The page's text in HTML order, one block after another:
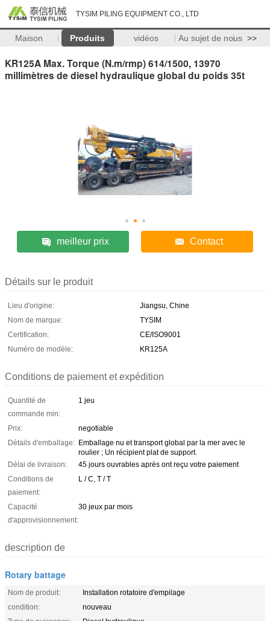
TYSIM PILING EQUIPMENT CO., LTD
Maison Produits vidéos Au sujet de nous >>
KR125A Max. Torque (N.m/rmp) 614/1500, 13970
millimètres de diesel hydraulique global du poids 35t
meilleur prix Contact
Détails sur le produit
Lieu d'origine:
Jiangsu, Chine
Nom de marque:
TYSIM
Certification:
CE/ISO9001
Numéro de modèle:
KR125A
Conditions de paiement et expédition
Quantité de
commande min:
1 jeu
Prix:
negotiable
Détails d'emballage: Emballage nu et transport global par la mer avec le
roulier ; Un récipient plat de support.
Délai de livraison:
45 jours ouvrables après ont reçu votre paiement
Conditions de
paiement:
L / C, T / T
Capacité
d'approvisionnement:
30 jeux par mois
description de
Rotary battage
Nom de produit:
Installation rotatoire d'empilage
condition:
nouveau